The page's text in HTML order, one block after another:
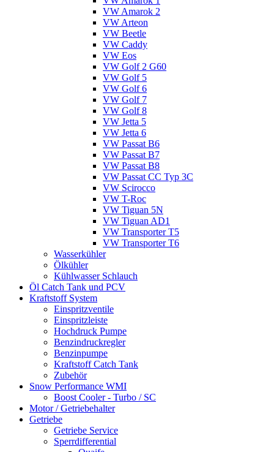
VW Amarok 2
VW Arteon
VW Beetle
VW Caddy
VW Eos
VW Golf 2 G60
VW Golf 5
VW Golf 6
VW Golf 7
VW Golf 8
VW Jetta 5
VW Jetta 6
VW Passat B6
VW Passat B7
VW Passat B8
VW Passat CC Typ 3C
VW Scirocco
VW T-Roc
VW Tiguan 5N
VW Tiguan AD1
VW Transporter T5
VW Transporter T6
Wasserkühler
Ölkühler
Kühlwasser Schlauch
Öl Catch Tank und PCV
Kraftstoff System
Einspritzventile
Einspritzleiste
Hochdruck Pumpe
Benzindruckregler
Benzinpumpe
Kraftstoff Catch Tank
Zubehör
Snow Performance WMI
Boost Cooler - Turbo / SC
Motor / Getriebehalter
Getriebe
Getriebe Service
Sperrdifferential